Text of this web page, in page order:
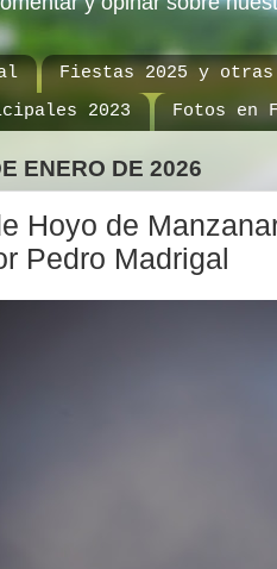
Fiestas 2025 y otras
2023
Fotos en
ENERO DE 2026
Hoyo de
Pedro Madrigal